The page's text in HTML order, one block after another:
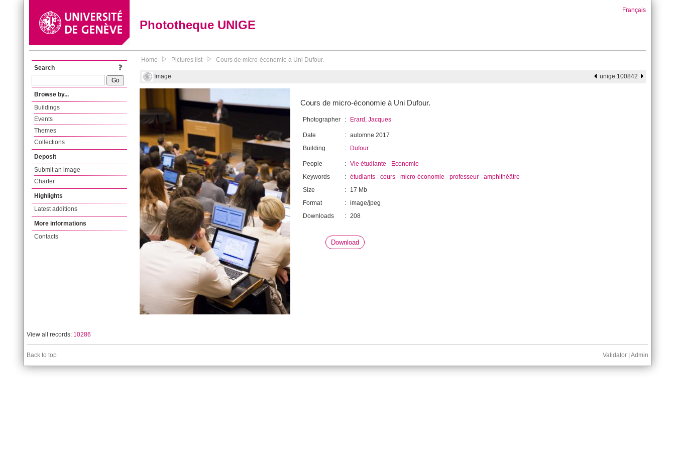
Phototheque UNIGE
Français
Search
Browse by...
Buildings
Events
Themes
Collections
Deposit
Submit an image
Charter
Highlights
Latest additions
More informations
Contacts
Home Pictures list Cours de micro-économie à Uni Dufour.
Image unige:100842
Cours de micro-économie à Uni Dufour.
Photographer : Erard, Jacques
Date : automne 2017
Building
: Dufour
People : Vie étudiante - Economie
Keywords
: étudiants - cours - micro-économie - professeur - amphithéâtre
Size
:
17 Mb
Format
: image/jpeg
Downloads
: 208
Download
View all records: 10286
Back to top Validator Admin